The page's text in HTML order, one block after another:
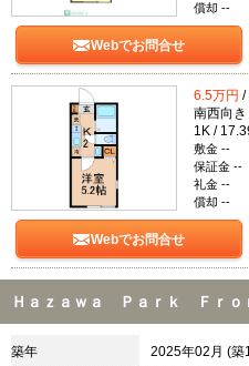
償却 --
Webでお問合せ
6.5万円 /
南西向き
1K /
敷金 --
保証金 --
礼金 --
償却 --
Webでお問合せ
Ｈａｚａｗａ Ｐａｒｋ Ｆｒｏ
築年 2025年02月 (築